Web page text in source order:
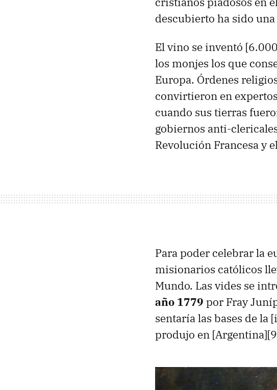
descubierto ha sido
El vino se inventó
los monjes los que
Europa. Órdenes
convirtieron en
cuando sus tierras
gobiernos anti-
Revolución Francesa y
Para poder celebrar la
misionarios católicos
Mundo. Las vides se
año 1779 por Fray
sentaría las bases de
produjo en